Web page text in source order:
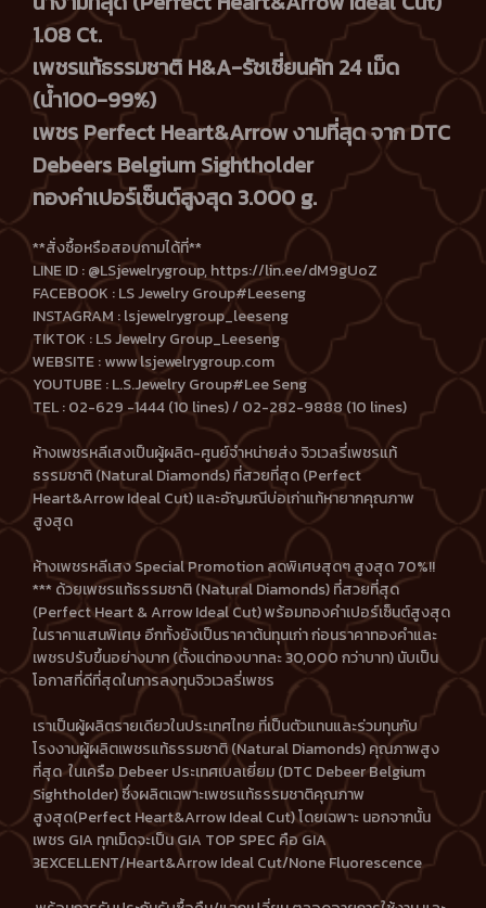
1.08 Ct.
เพชรแท้ธรรมชาติ H&A-รัชเชี่ยนคัท 24 เม็ด
(น้ำ100-99%)
เพชร Perfect Heart&Arrow งามที่สุด จาก DTC
Debeers Belgium Sightholder
ทองคำเปอร์เซ็นต์สูงสุด 3.000 g.
**สั่งซื้อหรือสอบถามได้ที่**
LINE ID : @LSjewelrygroup, https://lin.ee/dM9gUoZ
FACEBOOK : LS Jewelry Group#Leeseng
INSTAGRAM : lsjewelrygroup_leeseng
TIKTOK : LS Jewelry Group_Leeseng
WEBSITE : www lsjewelrygroup.com
YOUTUBE : L.S.Jewelry Group#Lee Seng
TEL : 02-629 -1444 (10 lines) / 02-282-9888 (10 lines)
ห้างเพชรหลีเสงเป็นผู้ผลิต-ศูนย์จำหน่ายส่ง จิวเวลรี่เพชรแท้
ธรรมชาติ (Natural Diamonds) ที่สวยที่สุด (Perfect
Heart&Arrow Ideal Cut) และอัญมณีบ่อเก่าแท้หายากคุณภาพ
สูงสุด
ห้างเพชรหลีเสง Special Promotion ลดพิเศษสุดๆ สูงสุด 70%!!
*** ด้วยเพชรแท้ธรรมชาติ (Natural Diamonds) ที่สวยที่สุด
(Perfect Heart & Arrow Ideal Cut) พร้อมทองคำเปอร์เซ็นต์สูงสุด
ในราคาแสนพิเศษ อีกทั้งยังเป็นราคาต้นทุนเก่า ก่อนราคาทองคำและ
เพชรปรับขึ้นอย่างมาก (ตั้งแต่ทองบาทละ 30,000 กว่าบาท) นับเป็น
โอกาสที่ดีที่สุดในการลงทุนจิวเวลรี่เพชร
เราเป็นผู้ผลิตรายเดียวในประเทศไทย ที่เป็นตัวแทนและร่วมทุนกับ
โรงงานผู้ผลิตเพชรแท้ธรรมชาติ (Natural Diamonds) คุณภาพสูง
ที่สุด ในเครือ Debeer ประเทศเบลเยี่ยม (DTC Debeer Belgium
Sightholder) ซึ่งผลิตเฉพาะเพชรแท้ธรรมชาติคุณภาพ
สูงสุด(Perfect Heart&Arrow Ideal Cut) โดยเฉพาะ นอกจากนั้น
เพชร GIA ทุกเม็ดจะเป็น GIA TOP SPEC คือ GIA
3EXCELLENT/Heart&Arrow Ideal Cut/None Fluorescence